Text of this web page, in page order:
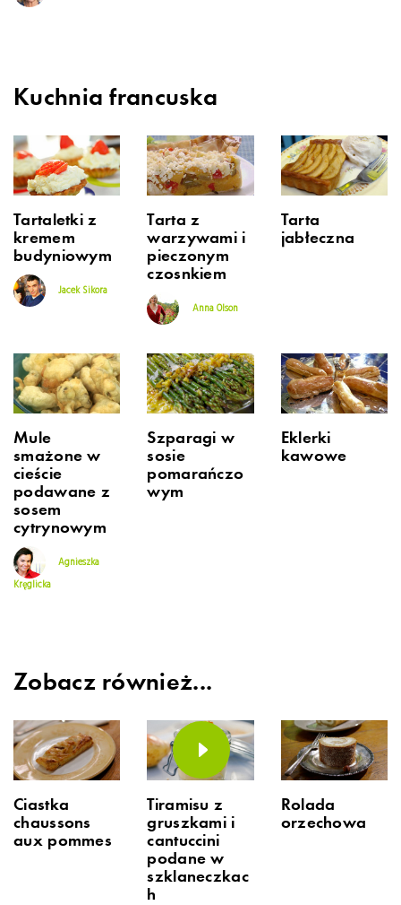
Kuchnia francuska
Tartaletki z
kremem
budyniowym
Jacek Sikora
Tarta z
warzywami i
pieczonym
czosnkiem
Anna Olson
Tarta
jabłeczna
Mule
smażone w
cieście
podawane z
sosem
cytrynowym
Agnieszka
Kręglicka
Szparagi w
sosie
pomarańczo
wym
Eklerki
kawowe
Zobacz również...
Ciastka
chaussons
aux pommes
Tiramisu z
gruszkami i
cantuccini
podane w
szklaneczkac
h
Rolada
orzechowa